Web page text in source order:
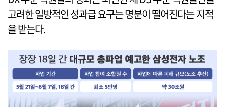
고려한 일방적인 성과급 요구는 명분이 떨어진다는 지적
을 받는다.